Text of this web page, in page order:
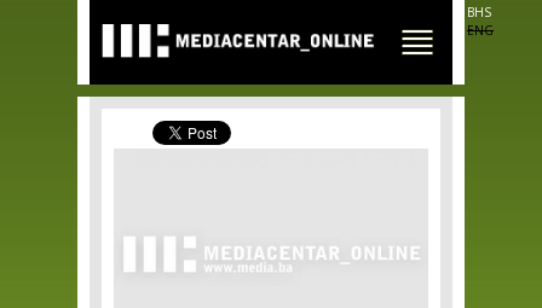
main
content
BHS
ENG